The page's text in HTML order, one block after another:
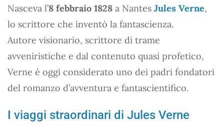
Nasceva l’8 febbraio 1828 a Nantes Jules Verne,
lo scrittore che inventò la fantascienza.
Autore visionario, scrittore di trame
avveniristiche e dal contenuto quasi profetico,
Verne è oggi considerato uno dei padri fondatori
del romanzo d’avventura e fantascientifico.
I viaggi straordinari di Jules Verne